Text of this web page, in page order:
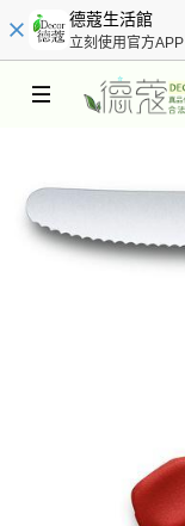
德蔻生活館
立刻使用官方APP